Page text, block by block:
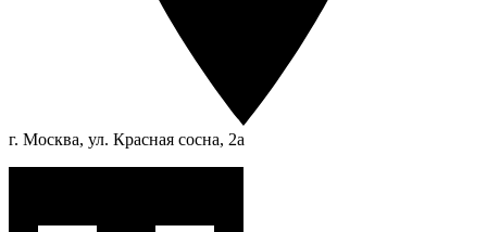
г. Москва, ул. Красная сосна, 2а